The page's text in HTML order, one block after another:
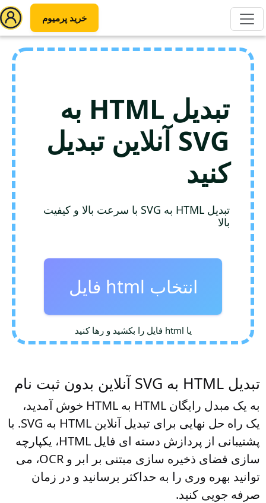
خرید پرمیوم
تبدیل HTML به
SVG آنلاین تبدیل
کنید
تبدیل HTML به SVG با سرعت بالا و کیفیت
بالا
انتخاب html فایل
یا html فایل را بکشید و رها کنید
تبدیل HTML به SVG آنلاین بدون ثبت نام
به یک مبدل رایگان HTML به HTML خوش آمدید،
یک راه حل نهایی برای تبدیل آنلاین HTML به SVG. با
پشتیبانی از پردازش دسته ای فایل HTML، یکپارچه
سازی فضای ذخیره سازی مبتنی بر ابر و OCR، می
توانید بهره وری را به حداکثر برسانید و در زمان
صرفه جویی کنید.